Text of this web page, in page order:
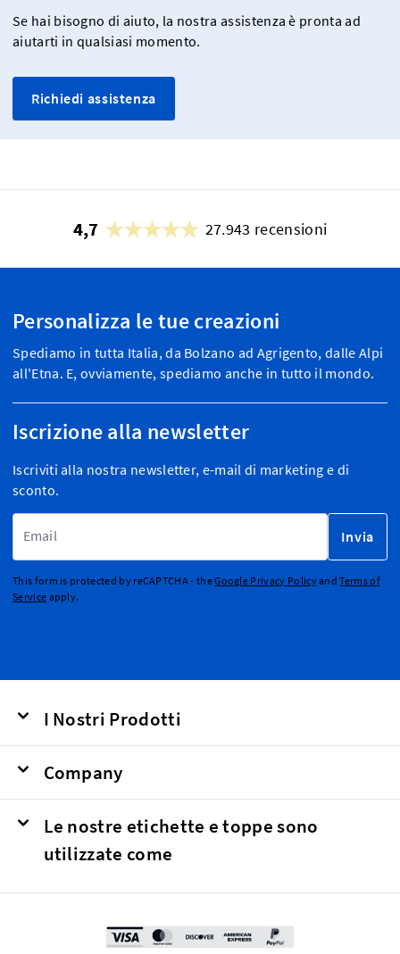
Se hai bisogno di aiuto, la nostra assistenza è pronta ad
aiutarti in qualsiasi momento.
Richiedi assistenza
4,7 27.943 recensioni
Personalizza le tue creazioni
Spediamo in tutta Italia, da Bolzano ad Agrigento, dalle Alpi
all'Etna. E, ovviamente, spediamo anche in tutto il mondo.
Iscrizione alla newsletter
Iscriviti alla nostra newsletter, e-mail di marketing e di
sconto.
Invia
This form is protected by reCAPTCHA - theGoogle Privacy PolicyandTerms of
Service apply.
I Nostri Prodotti
Company
Le nostre etichette e toppe sono
utilizzate come